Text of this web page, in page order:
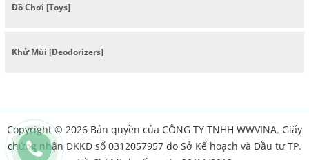
Đồ Chơi [Toys]
Khử Mùi [Deodorizers]
Copyright © 2026 Bản quyền của CÔNG TY TNHH WWVINA. Giấy
chứng nhận ĐKKD số 0312057957 do Sở Kế hoạch và Đầu tư TP.